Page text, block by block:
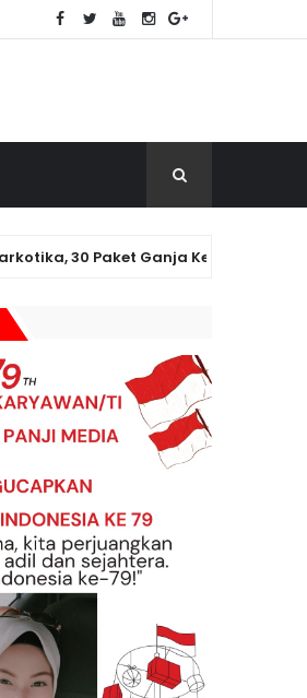
Ganja Kering Siap Edar Disita